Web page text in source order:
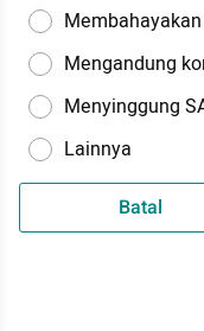
Mengandung
Menyinggung
Lainnya
Batal